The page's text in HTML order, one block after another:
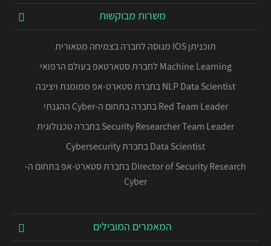
משרות מבוקשות
תוכניתן IOS מנוסה לחברה בצמיחה מטאורית
Machine Learning לחברת סטארטאפ בעולם הרפואי
NLP Data Scientist בחברת סטארט-אפ ממומנת ויציבה
Red Team Leader בחברה בתחום ה-Cyber ההגנתי
Security Researcher Team Leader בחברה טכנולוגית
Data Scientist בחברת Cybersecurity
Director of Security Research בחברת סטארט-אפ בתחום ה-
Cyber
המאמרים המובילים